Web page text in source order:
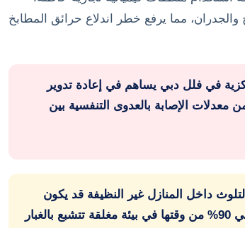
مما يرفع خطر اندلاع حرائق المطابخ
في فلل دبي يساهم في إعادة تدوير
معدلات الإصابة بالعدوى التنفسية بين
داخل المنازل غير النظيفة قد يكون
أسوأ بـ 5 أضعاف من التلوث الخارجي، حيث تقضي العائلات حوالي 90% من وقتها في بيئة مغلقة تتشبع بالغبار